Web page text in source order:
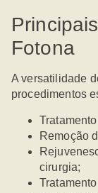
Fotona
A versatilidade
procedimentos
Remoção
cirurgia;